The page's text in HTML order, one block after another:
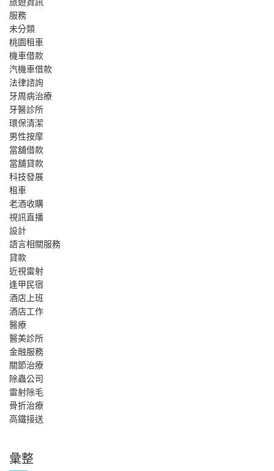
服務
未分類
桃園租車
機車借款
汽機車借款
法律諮詢
牙周病治療
牙醫診所
環保清潔
男性按摩
當舖借款
當舖貸款
科技發展
租車
老酒收購
視訊直播
設計
語言相關服務
貸款
近視雷射
逢甲民宿
酒店上班
酒店工作
醫療
醫美診所
金融服務
關節治療
除蟲公司
雷射除毛
骨折治療
高鐵接送
彙整